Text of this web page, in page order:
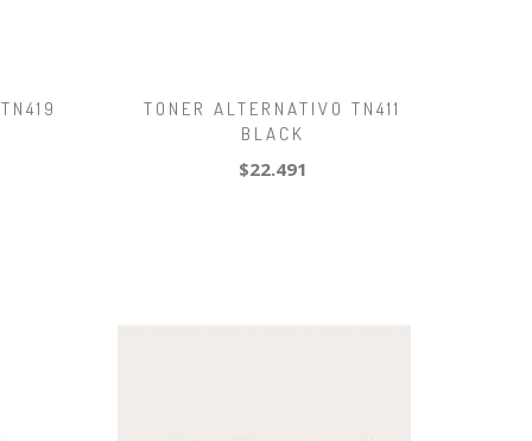
TONER ALTERNATIVO TN411
BLACK
$22.491